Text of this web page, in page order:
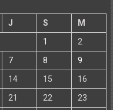
J S
M
1
2
7 8
9
14 15
16
21 22
23